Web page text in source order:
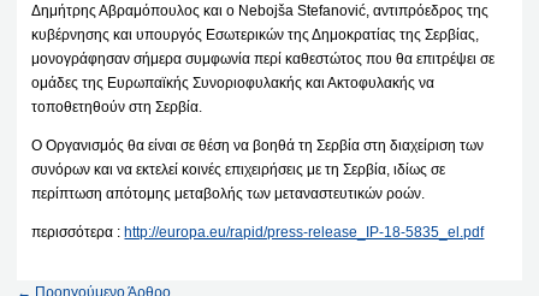
Δημήτρης Αβραμόπουλος και ο Nebojša Stefanović, αντιπρόεδρος της
κυβέρνησης και υπουργός Εσωτερικών της Δημοκρατίας της Σερβίας,
μονογράφησαν σήμερα συμφωνία περί καθεστώτος που θα επιτρέψει σε
ομάδες της Ευρωπαϊκής Συνοριοφυλακής και Ακτοφυλακής να
τοποθετηθούν στη Σερβία.
Ο Οργανισμός θα είναι σε θέση να βοηθά τη Σερβία στη διαχείριση των
συνόρων και να εκτελεί κοινές επιχειρήσεις με τη Σερβία, ιδίως σε
περίπτωση απότομης μεταβολής των μεταναστευτικών ροών.
περισσότερα : http://europa.eu/rapid/press-release_IP-18-5835_el.pdf
← Προηγούμενο Άρθρο